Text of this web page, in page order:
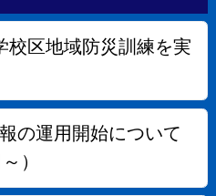
校区地域防災訓練を実
の運用開始について
）